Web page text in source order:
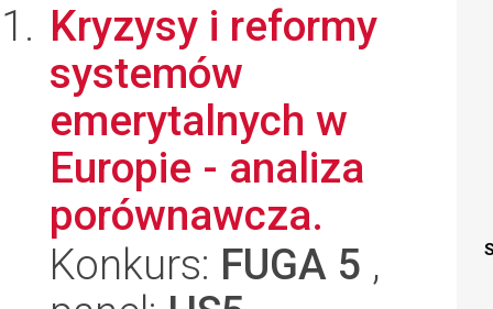
Kryzysy i reformy
systemów
emerytalnych w
Europie - analiza
porównawcza.
Konkurs: FUGA 5 ,